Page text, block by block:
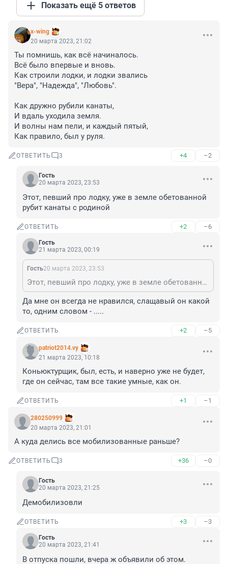
Показать ещё 5 ответов
x-wing
20 марта 2023, 21:02
Ты помнишь, как всё начиналось.
Всё было впервые и вновь.
Как строили лодки, и лодки звались
"Вера", "Надежда", "Любовь".
Как дружно рубили канаты,
И вдаль уходила земля.
И волны нам пели, и каждый пятый,
Как правило, был у руля.
ОТВЕТИТЬ 3 +4 –2
Гость
20 марта 2023, 23:53
Этот, певший про лодку, уже в земле обетованной
рубит канаты с родиной
ОТВЕТИТЬ +2 –6
Гость
21 марта 2023, 00:19
Гость20 марта 2023, 23:53
Этот, певший про лодку, уже в земле обетованной рубит канаты с родиной
Да мне он всегда не нравился, слащавый он какой
то, одним словом - .....
ОТВЕТИТЬ +2 –5
patriot2014.vy
21 марта 2023, 10:18
Коньюктурщик, был, есть, и наверно уже не будет,
где он сейчас, там все такие умные, как он.
ОТВЕТИТЬ +1 –1
280250999
20 марта 2023, 21:01
А куда делись все мобилизованные раньше?
ОТВЕТИТЬ 3 +36 –0
Гость
20 марта 2023, 21:25
Демобилизовли
ОТВЕТИТЬ +3 –3
Гость
20 марта 2023, 21:41
В отпуска пошли, вчера ж объявили об этом.